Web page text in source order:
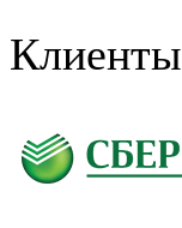
Клиенты